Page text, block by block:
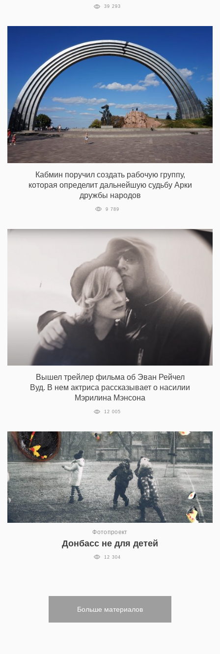
39 293
Кабмин поручил создать рабочую группу,
которая определит дальнейшую судьбу Арки
дружбы народов
9 789
Вышел трейлер фильма об Эван Рейчел
Вуд. В нем актриса рассказывает о насилии
Мэрилина Мэнсона
12 005
Фотопроект
Донбасс не для детей
12 304
Больше материалов